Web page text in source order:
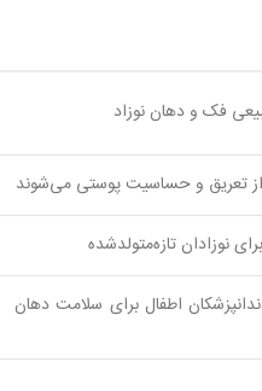
فک و دهان نوزاد
از تعریق و حساسیت پوستی می‌شوند
اطفال برای سلامت دهان